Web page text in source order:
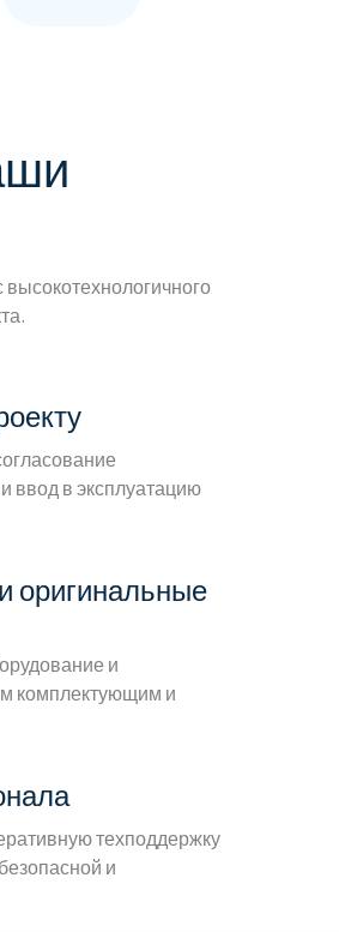
ввод в эксплуатацию
и
комплектующим и
техподдержку
и